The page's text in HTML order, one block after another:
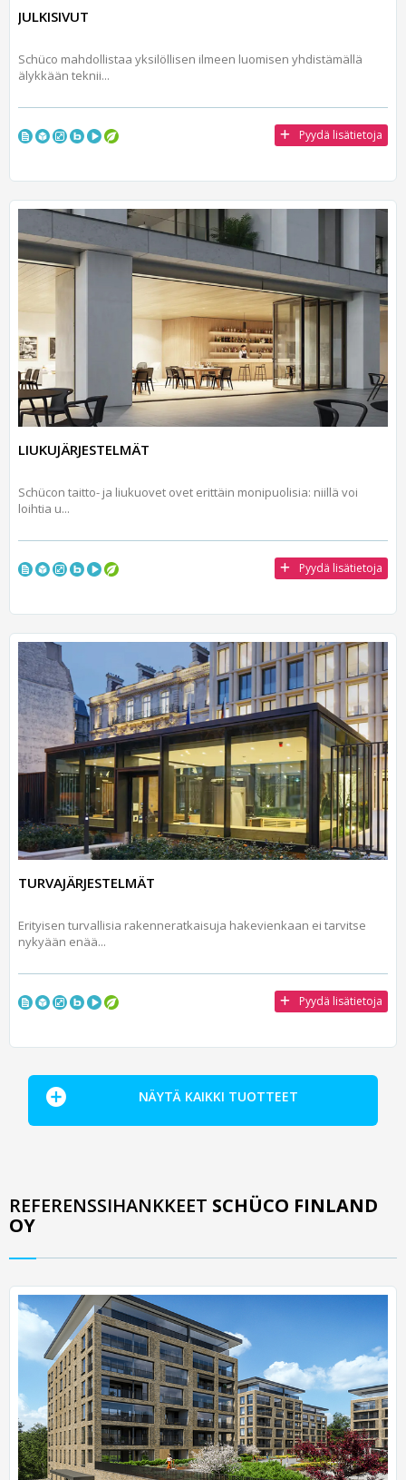
JULKISIVUT
Schüco mahdollistaa yksilöllisen ilmeen luomisen yhdistämällä
älykkään teknii...
Pyydä lisätietoja
LIUKUJÄRJESTELMÄT
Schücon taitto- ja liukuovet ovet erittäin monipuolisia: niillä voi
loihtia u...
Pyydä lisätietoja
TURVAJÄRJESTELMÄT
Erityisen turvallisia rakenneratkaisuja hakevienkaan ei tarvitse
nykyään enää...
Pyydä lisätietoja
NÄYTÄ KAIKKI TUOTTEET
REFERENSSIHANKKEET SCHÜCO FINLAND
OY